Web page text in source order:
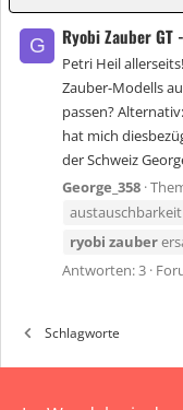
G Ryobi Zauber
Petri Heil
Zauber-Modells
passen?
hat mich
der Schweiz
George_358
austauschbarkeit
ryobi zauber
Antworten: 3
Schlagworte